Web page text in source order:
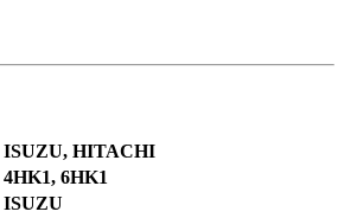
ISUZU, HITACHI
4HK1, 6HK1
ISUZU